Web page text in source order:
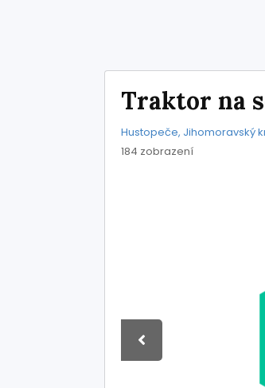
Traktor na
Hustopeče, Jihomoravský
184 zobrazení